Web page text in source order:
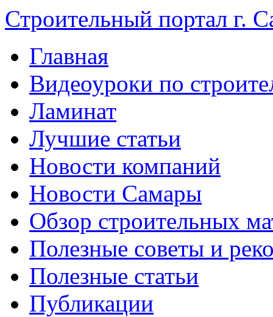
Строительный портал г.
Главная
Видеоуроки по
Ламинат
Лучшие статьи
Новости компаний
Новости Самары
Обзор строительных
Полезные советы и
Полезные статьи
Публикации